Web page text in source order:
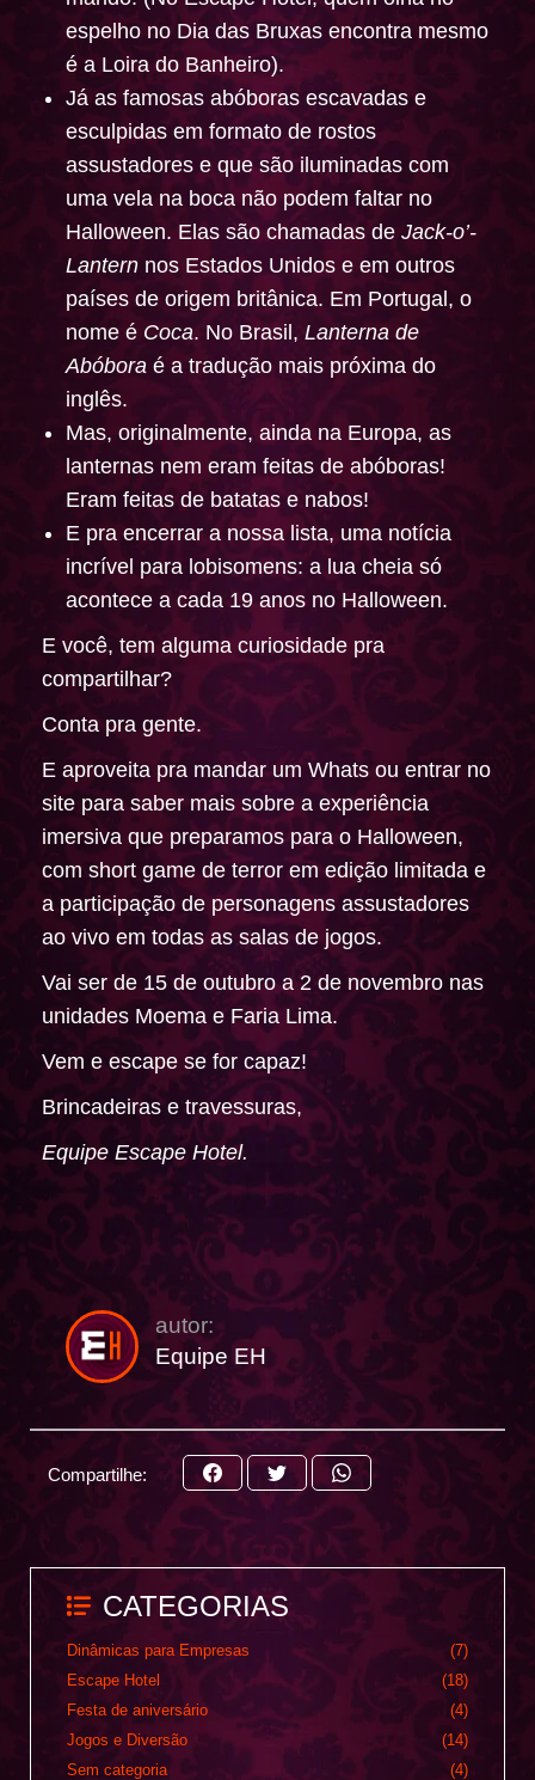
espelho no Dia das Bruxas encontra mesmo
é a Loira do Banheiro).
Já as famosas abóboras escavadas e
esculpidas em formato de rostos
assustadores e que são iluminadas com
uma vela na boca não podem faltar no
Halloween. Elas são chamadas de Jack-o’-
Lantern nos Estados Unidos e em outros
países de origem britânica. Em Portugal, o
nome é Coca. No Brasil, Lanterna de
Abóbora é a tradução mais próxima do
inglês.
Mas, originalmente, ainda na Europa, as
lanternas nem eram feitas de abóboras!
Eram feitas de batatas e nabos!
E pra encerrar a nossa lista, uma notícia
incrível para lobisomens: a lua cheia só
acontece a cada 19 anos no Halloween.
E você, tem alguma curiosidade pra
compartilhar?
Conta pra gente.
E aproveita pra mandar um Whats ou entrar no
site para saber mais sobre a experiência
imersiva que preparamos para o Halloween,
com short game de terror em edição limitada e
a participação de personagens assustadores
ao vivo em todas as salas de jogos.
Vai ser de 15 de outubro a 2 de novembro nas
unidades Moema e Faria Lima.
Vem e escape se for capaz!
Brincadeiras e travessuras,
Equipe Escape Hotel.
autor:
Equipe EH
Compartilhe:
Share
on
Facebook
Share
on
Twitter
Share
on
CATEGORIAS
Dinâmicas para Empresas
(7)
Escape Hotel
(18)
Festa de aniversário
(4)
Jogos e Diversão
(14)
Sem categoria
(4)